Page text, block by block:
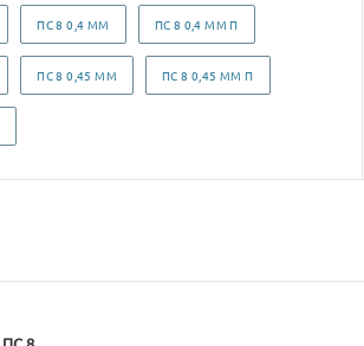
ПС 8 0,4 ММ ПС 8 0,4 ММ П
ПС 8 0,45 ММ ПС 8 0,45 ММ П